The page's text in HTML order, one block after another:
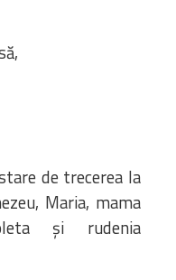
de trecerea la
Maria, mama
și rudenia